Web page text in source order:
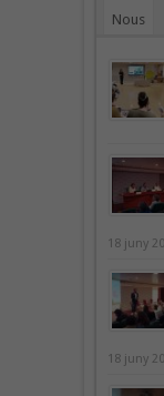
Nous
18 juny
18 juny